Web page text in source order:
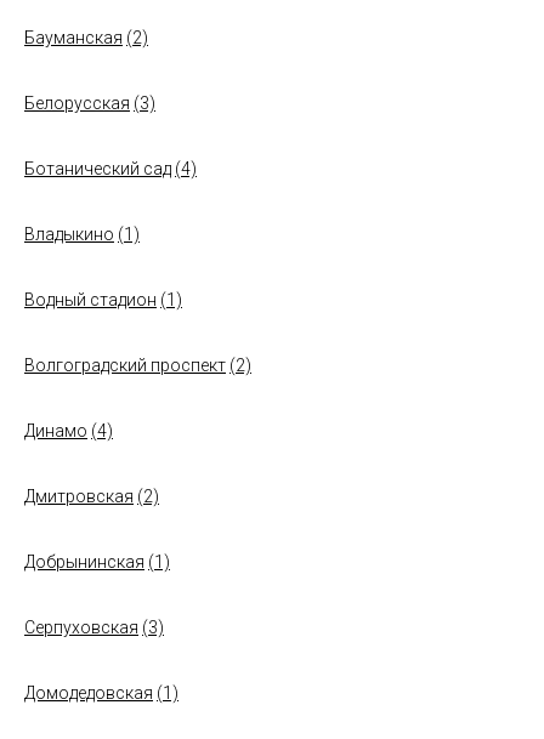
Бауманская (2)
Белорусская (3)
Ботанический сад (4)
Владыкино (1)
Водный стадион (1)
Волгоградский проспект (2)
Динамо (4)
Дмитровская (2)
Добрынинская (1)
Серпуховская (3)
Домодедовская (1)